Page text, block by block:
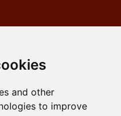
and other
to improve